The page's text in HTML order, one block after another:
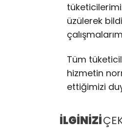
üzülerek
Tüm
hizmetin
ettiğimizi
İLGİNİZİ